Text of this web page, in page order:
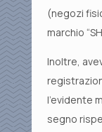
(negozi
marchio
Inoltre,
l’evidente
segno